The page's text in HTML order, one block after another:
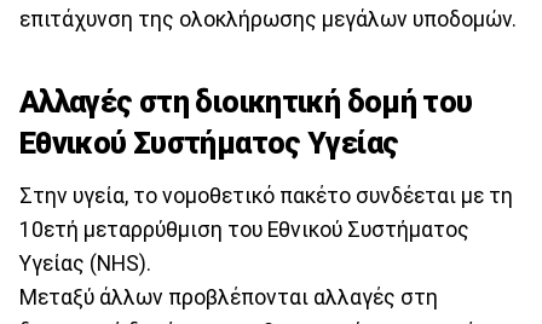
επιτάχυνση της ολοκλήρωσης μεγάλων υποδομών.
Αλλαγές στη διοικητική δομή του
Εθνικού Συστήματος Υγείας
Στην υγεία, το νομοθετικό πακέτο συνδέεται με τη
10ετή μεταρρύθμιση του Εθνικού Συστήματος
Υγείας (NHS).
Μεταξύ άλλων προβλέπονται αλλαγές στη